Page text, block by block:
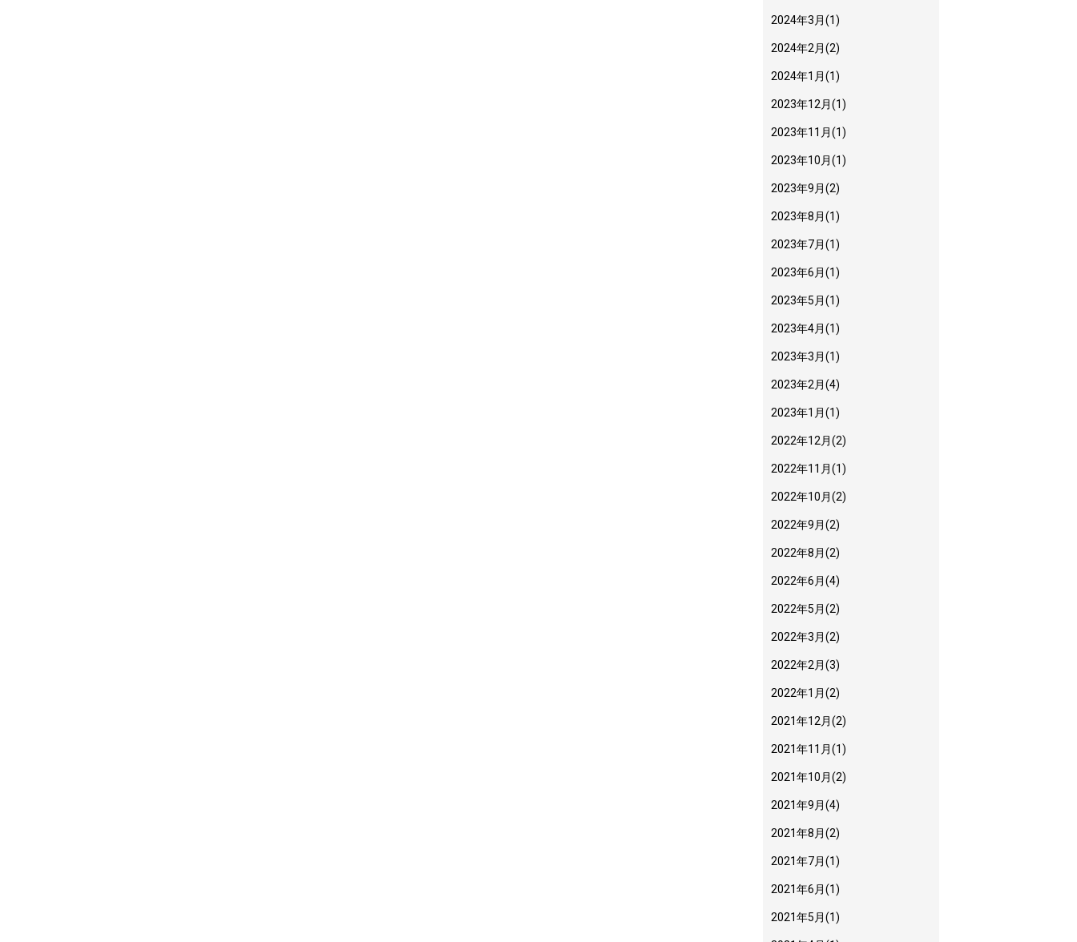
2024年3月(1)
2024年2月(2)
2024年1月(1)
2023年12月(1)
2023年11月(1)
2023年10月(1)
2023年9月(2)
2023年8月(1)
2023年7月(1)
2023年6月(1)
2023年5月(1)
2023年4月(1)
2023年3月(1)
2023年2月(4)
2023年1月(1)
2022年12月(2)
2022年11月(1)
2022年10月(2)
2022年9月(2)
2022年8月(2)
2022年6月(4)
2022年5月(2)
2022年3月(2)
2022年2月(3)
2022年1月(2)
2021年12月(2)
2021年11月(1)
2021年10月(2)
2021年9月(4)
2021年8月(2)
2021年7月(1)
2021年6月(1)
2021年5月(1)